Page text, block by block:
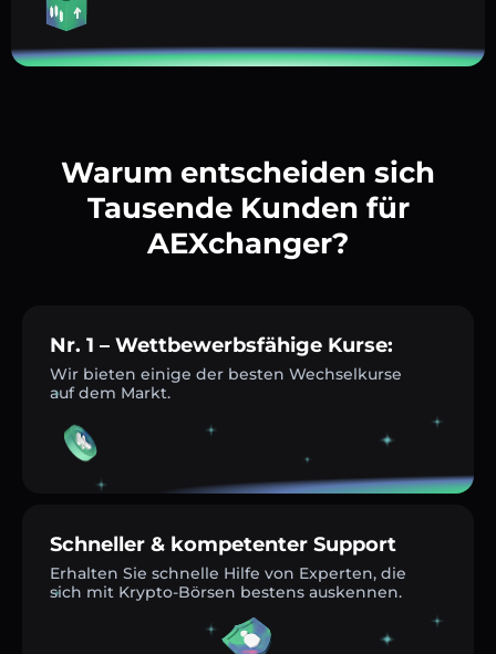
Warum entscheiden sich
Tausende Kunden für
AEXchanger?
Nr. 1 – Wettbewerbsfähige Kurse:
Wir bieten einige der besten Wechselkurse
auf dem Markt.
Schneller & kompetenter Support
Erhalten Sie schnelle Hilfe von Experten, die
sich mit Krypto-Börsen bestens auskennen.